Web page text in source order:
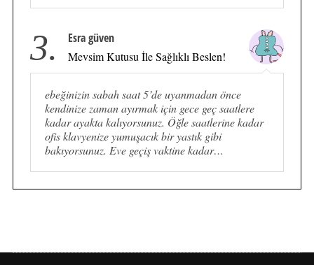
3. Esra güven
Mevsim Kutusu İle Sağlıklı Beslen!
ebeğinizin sabah saat 5’de uyanmadan önce
kendinize zaman ayırmak için gece geç saatlere
kadar ayakta kalıyorsunuz. Öğle saatlerine kadar
ofis klavyenize yumuşacık bir yastık gibi
bakıyorsunuz. Eve geçiş vaktine kadar…